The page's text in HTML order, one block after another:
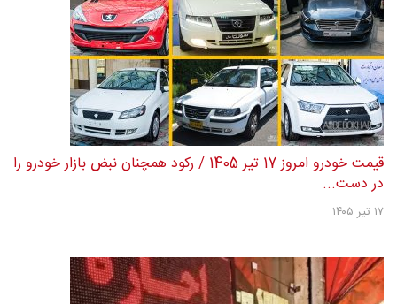
قیمت خودرو امروز 17 تیر 1405 / رکود همچنان نبض بازار خودرو را
در دست...
۱۷ تیر ۱۴۰۵